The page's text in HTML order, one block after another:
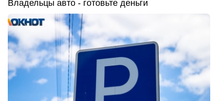
Владельцы авто - готовьте деньги